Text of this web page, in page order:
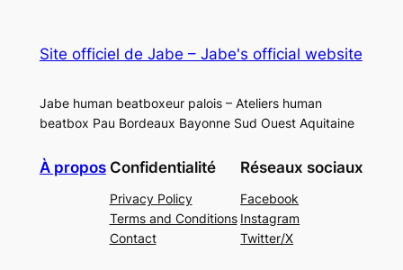
Site officiel de Jabe – Jabe's official website
Jabe human beatboxeur palois – Ateliers human
beatbox Pau Bordeaux Bayonne Sud Ouest Aquitaine
À propos Confidentialité
Privacy Policy
Terms and Conditions
Contact
Réseaux sociaux
Facebook
Instagram
Twitter/X